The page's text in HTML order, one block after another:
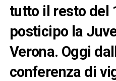
tutto il resto del
posticipo la
Verona. Oggi
conferenza di